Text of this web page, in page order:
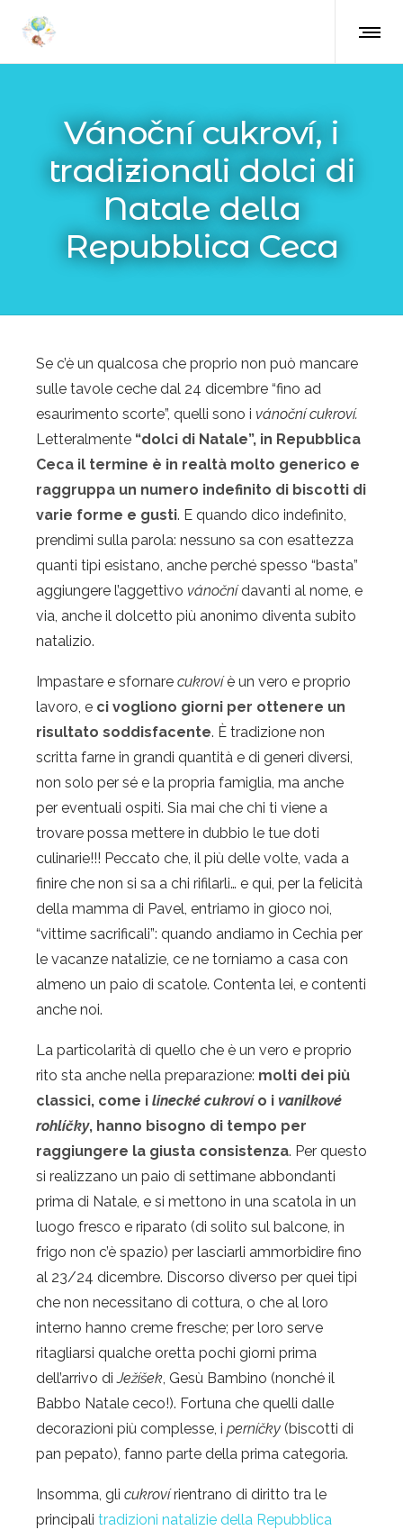
Vánoční cukroví, i
tradizionali dolci di
Natale della
Repubblica Ceca
Se c’è un qualcosa che proprio non può mancare
sulle tavole ceche dal 24 dicembre “fino ad
esaurimento scorte”, quelli sono i vánoční cukroví.
Letteralmente “dolci di Natale”, in Repubblica
Ceca il termine è in realtà molto generico e
raggruppa un numero indefinito di biscotti di
varie forme e gusti. E quando dico indefinito,
prendimi sulla parola: nessuno sa con esattezza
quanti tipi esistano, anche perché spesso “basta”
aggiungere l’aggettivo vánočnídavanti al nome, e
via, anche il dolcetto più anonimo diventa subito
natalizio.
Impastare e sfornare cukrovíè un vero e proprio
lavoro, e ci vogliono giorni per ottenere un
risultato soddisfacente. È tradizione non
scritta farne in grandi quantità e di generi diversi,
non solo per sé e la propria famiglia, ma anche
per eventuali ospiti. Sia mai che chi ti viene a
trovare possa mettere in dubbio le tue doti
culinarie!!! Peccato che, il più delle volte, vada a
finire che non si sa a chi rifilarli… e qui, per la felicità
della mamma di Pavel, entriamo in gioco noi,
“vittime sacrificali”: quando andiamo in Cechia per
le vacanze natalizie, ce ne torniamo a casa con
almeno un paio di scatole. Contenta lei, e contenti
anche noi.
La particolarità di quello che è un vero e proprio
rito sta anche nella preparazione: molti dei più
classici, come i linecké cukrovío i vanilkové
rohlíčky, hanno bisogno di tempo per
raggiungere la giusta consistenza. Per questo
si realizzano un paio di settimane abbondanti
prima di Natale, e si mettono in una scatola in un
luogo fresco e riparato (di solito sul balcone, in
frigo non c’è spazio) per lasciarli ammorbidire fino
al 23/24 dicembre. Discorso diverso per quei tipi
che non necessitano di cottura, o che al loro
interno hanno creme fresche; per loro serve
ritagliarsi qualche oretta pochi giorni prima
dell’arrivo diJežíšek, Gesù Bambino (nonché il
Babbo Natale ceco!). Fortuna che quelli dalle
decorazioni più complesse, i perníčky (biscotti di
pan pepato), fanno parte della prima categoria.
Insomma, gli cukrovírientrano di diritto tra le
principali tradizioni natalizie della Repubblica